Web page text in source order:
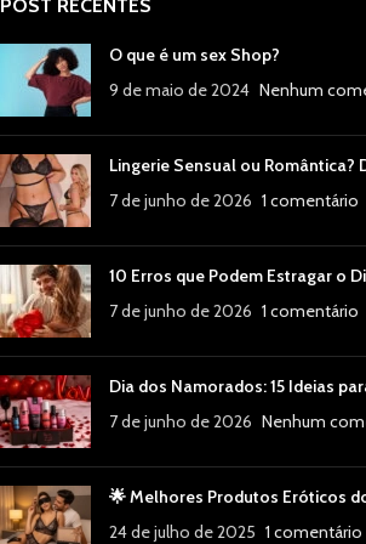
POST RECENTES
O que é um sex Shop?
9 de maio de 2024 Nenhum
Lingerie Sensual ou Romântica?
7 de junho de 2026 1 comentário
10 Erros que Podem Estragar o
7 de junho de 2026 1 comentário
Dia dos Namorados: 15 Ideias
7 de junho de 2026 Nenhum
🌟 Melhores Produtos Eróticos
24 de julho de 2025 1 comentário